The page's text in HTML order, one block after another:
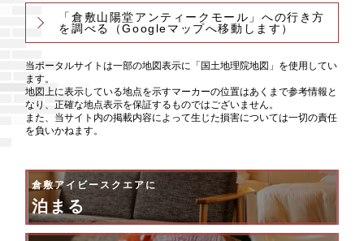
「倉敷山陽堂アンティークモール」への行き方
を調べる
（Googleマップへ移動します）
当ポータルサイトは一部の地図表示に「国土地理院地図」を使用してい
ます。
地図上に表示している地点を示すマーカーの位置はあくまで参考情報と
なり、正確な地点表示を保証するものではございません。
また、当サイト内の掲載内容によって生じた損害については一切の責任
を負いかねます。
倉敷アイビースクエアに
泊まる